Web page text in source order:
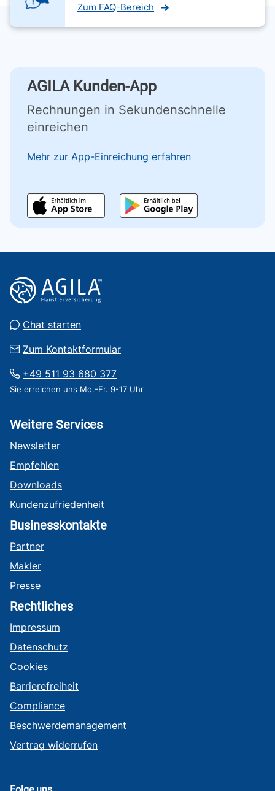
Zum FAQ-Bereich
AGILA Kunden-App
Rechnungen in Sekundenschnelle
einreichen
Mehr zur App-Einreichung erfahren